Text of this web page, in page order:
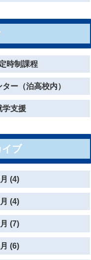
時制課程
ー（泊高校内）
学支援
イブ
(4)
(4)
(7)
(6)